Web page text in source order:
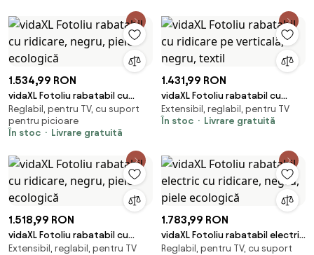
1.534,99 RON
vidaXL Fotoliu rabatabil cu
ridicare, negru, piele ecologică
Reglabil, pentru TV, cu suport
pentru picioare
În stoc
Livrare gratuită
1.431,99 RON
vidaXL Fotoliu rabatabil cu
ridicare pe verticală, negru,
textil
Extensibil, reglabil, pentru TV
În stoc
Livrare gratuită
1.518,99 RON
vidaXL Fotoliu rabatabil cu
ridicare, negru, piele ecologică
Extensibil, reglabil, pentru TV
1.783,99 RON
vidaXL Fotoliu rabatabil electric
cu ridicare, negru, piele
Reglabil, pentru TV, cu suport